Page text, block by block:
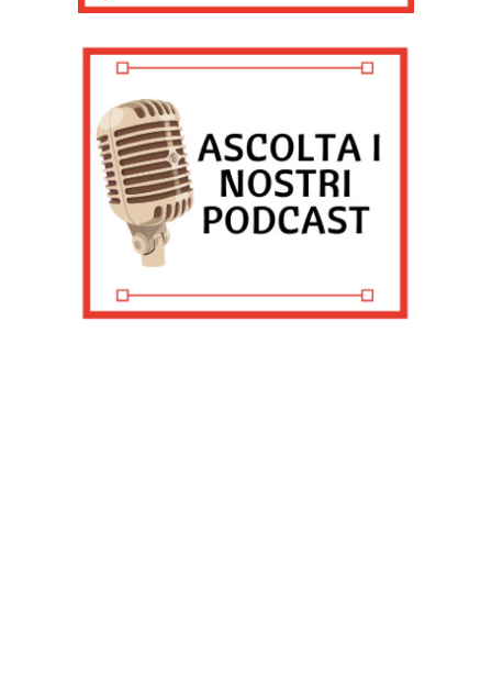
profilazione o altri strumenti di tracciamento, anche di
terze parti, per personalizzare contenuti ed annunci, per
fornire funzionalità dei social media e per analizzare il
nostro traffico, come meglio indicato nella
. Chiudendo questo banner tramite l’apposito comando
“X” continuerai la navigazione del sito in assenza di
cookie o altri strumenti di tracciamento diversi da quelli